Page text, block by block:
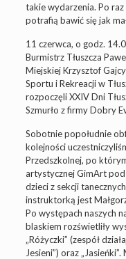
takie wydarzenia. Po
potrafią bawić się jak
11 czerwca, o godz.
Burmistrz Tłuszcza
Miejskiej Krzysztof
Sportu i Rekreacji w
rozpoczęli XXIV Dni
Szmurło z firmy Dobry
Sobotnie popołudnie
kolejności
Przedszkolnej, po
artystycznej GimArt
dzieci z sekcji
instruktorką jest
Po występach naszych
blaskiem rozświetliły
„Różyczki” (zespół
Jesieni”) oraz